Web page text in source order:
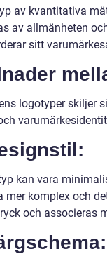
av kvantitativa
av allmänheten
sitt
logotyper skiljer
kan vara
mer komplex och
och associeras